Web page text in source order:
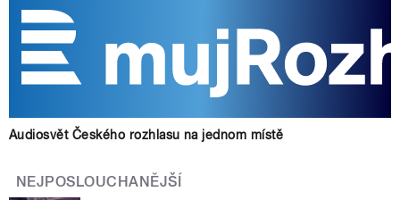
Audiosvět Českého rozhlasu na jednom místě
NEJPOSLOUCHANĚJŠÍ